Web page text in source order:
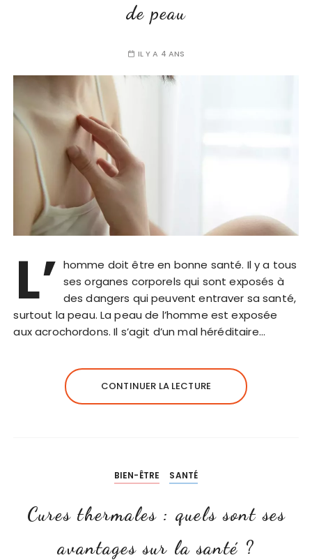
de peau
IL Y A 4 ANS
L’ homme doit être en bonne santé. Il y a tous
ses organes corporels qui sont exposés à
des dangers qui peuvent entraver sa santé,
surtout la peau. La peau de l’homme est exposée
aux acrochordons. Il s’agit d’un mal héréditaire…
CONTINUER LA LECTURE
BIEN-ÊTRE SANTÉ
Cures thermales : quels sont ses
avantages sur la santé ?